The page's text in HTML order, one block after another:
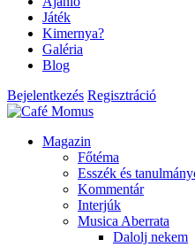
Játék
Kimernya?
Galéria
Blog
Bejelentkezés Regisztráció
Magazin
Főtéma
Esszék és
Kommentár
Interjúk
Musica Aberrata
Dalolj nekem